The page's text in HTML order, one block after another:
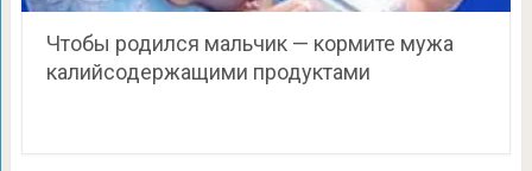
Чтобы родился мальчик — кормите мужа
калийсодержащими продуктами